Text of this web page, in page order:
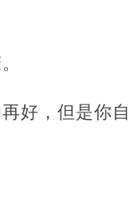
好，但是你自